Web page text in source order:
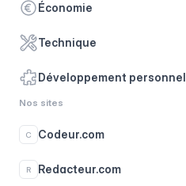
économie
technique
développement personnel
Nos sites
C Codeur.com
R Redacteur.com